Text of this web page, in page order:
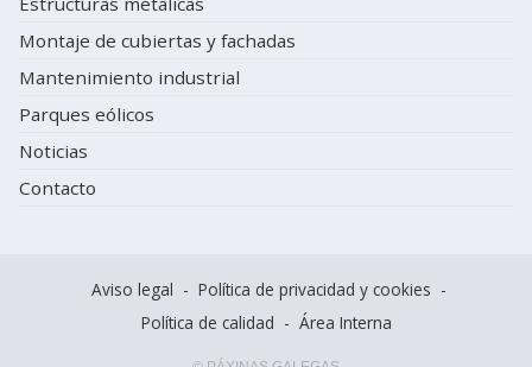
Montaje de cubiertas y fachadas
Mantenimiento industrial
Parques eólicos
Noticias
Contacto
Aviso legal - Política de privacidad y cookies -
Política de calidad - Área Interna